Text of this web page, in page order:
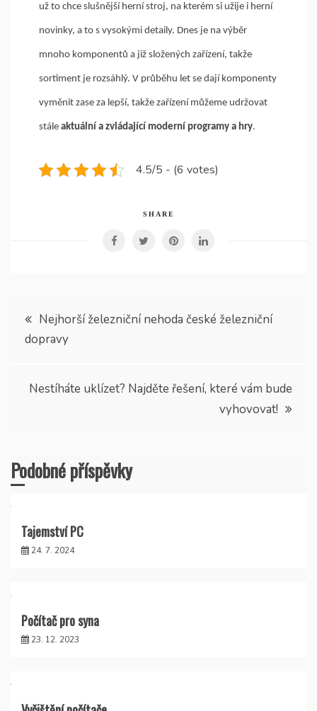
už to chce slušnější herní stroj, na kterém si užije i herní
novinky, a to s vysokými detaily. Dnes je na výběr
mnoho komponentů a již složených zařízení, takže
sortiment je rozsáhlý. V průběhu let se dají komponenty
vyměnit zase za lepší, takže zařízení můžeme udržovat
stále aktuální a zvládající moderní programy a hry.
4.5/5 - (6 votes)
SHARE
Navigace
pro
příspěvek
Nejhorší železniční nehoda české železniční
dopravy
Nestíháte uklízet? Najděte řešení, které vám bude
vyhovovat!
Podobné příspěvky
Tajemství PC
24. 7. 2024
Počítač pro syna
23. 12. 2023